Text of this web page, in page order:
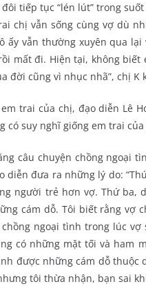
tiếp tục “lén lút” trong
chị vẫn sống cùng vợ dù
ấy vẫn thường xuyên qua
mất đi. Hiện tại, không
đời cũng vì nhục nhã”, chị K
trai của chị, đạo diễn Lê
có suy nghĩ giống em trai
câu chuyện chồng ngoại
diễn đưa ra những lý do:
người trẻ hơn vợ. Thứ ba,
cám dỗ. Tôi biết rằng vợ
ngoại tình trong lúc
có những mặt tối và
được những cám dỗ thuộc
tôi thừa nhận, bạn sai